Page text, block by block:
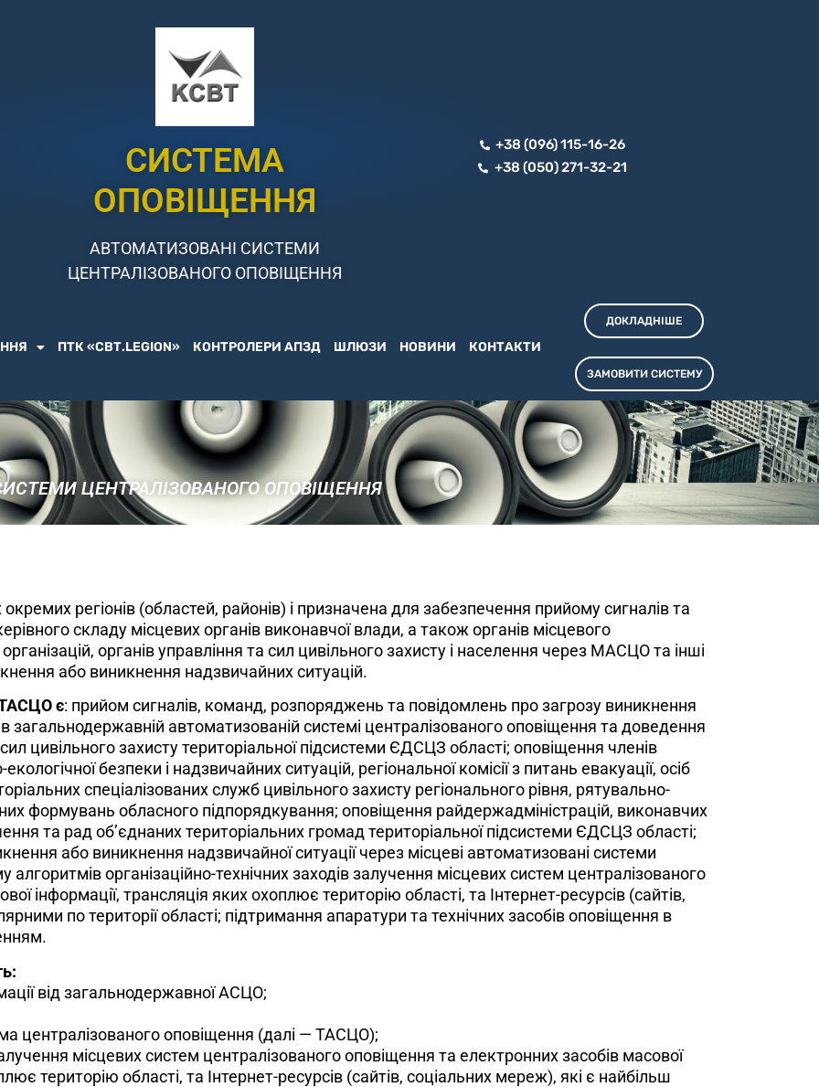
СИСТЕМА
ОПОВІЩЕННЯ
АВТОМАТИЗОВАНІ СИСТЕМИ
ЦЕНТРАЛІЗОВАНОГО ОПОВІЩЕННЯ
+38 (096) 115-16-26
+38 (050) 271-32-21
ПТК «СВТ.LEGION» КОНТРОЛЕРИ АПЗД ШЛЮЗИ НОВИНИ КОНТАКТИ
ДОКЛАДНІШЕ
ЗАМОВИТИ СИСТЕМУ
ЦЕНТРАЛІЗОВАНОГО ОПОВІЩЕННЯ
регіонів (областей, районів) і призначена для забезпечення прийому сигналів та
складу місцевих органів виконавчої влади, а також органів місцевого
органів управління та сил цивільного захисту і населення через МАСЦО та інші
або виникнення надзвичайних ситуацій.
ТАСЦОє: прийом сигналів, команд, розпоряджень та повідомлень про загрозу виникнення
загальнодержавній автоматизованій системі централізованого оповіщення та доведення
цивільного захисту територіальної підсистеми ЄДСЦЗ області; оповіщення членів
безпеки і надзвичайних ситуацій, регіональної комісії з питань евакуації, осіб
спеціалізованих служб цивільного захисту регіонального рівня, рятувально-
формувань обласного підпорядкування; оповіщення райдержадміністрацій, виконавчих
та рад об’єднаних територіальних громад територіальної підсистеми ЄДСЦЗ області;
або виникнення надзвичайної ситуації через місцеві автоматизовані системи
організаційно-технічних заходів залучення місцевих систем централізованого
інформації, трансляція яких охоплює територію області, та Інтернет-ресурсів (сайтів,
по території області; підтримання апаратури та технічних засобів оповіщення в
від загальнодержавної АСЦО;
централізованого оповіщення (далі — ТАСЦО);
місцевих систем централізованого оповіщення та електронних засобів масової
територію області, та Інтернет-ресурсів (сайтів, соціальних мереж), які є найбільш